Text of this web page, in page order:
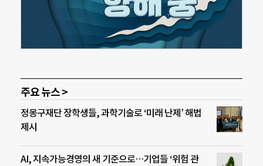
주요 뉴스 >
정몽구재단 장학생들, 과학기술로 ‘미래 난제’ 해법
제시
AI, 지속가능경영의 새 기준으로…기업들 ‘위험 관